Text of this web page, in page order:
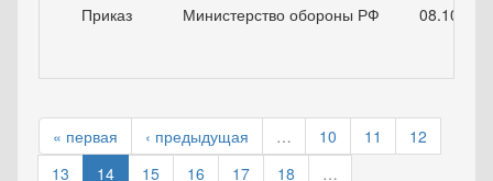
Приказ Министерство обороны РФ
« первая ‹ предыдущая … 10 11
12
13
14 15 16 17 18
…